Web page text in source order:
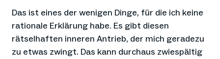
Das ist eines der wenigen Dinge, für die ich keine
rationale Erklärung habe. Es gibt diesen
rätselhaften inneren Antrieb, der mich geradezu
zu etwas zwingt. Das kann durchaus zwiespältig